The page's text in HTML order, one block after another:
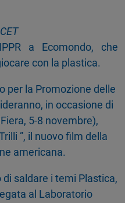
a Ecomondo, che
con la plastica.
per la Promozione delle
in occasione di
5-8 novembre),
”, il nuovo film della
americana.
di saldare i temi Plastica,
al Laboratorio